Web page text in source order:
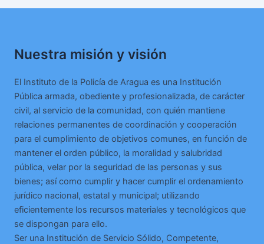
Nuestra misión y visión
El Instituto de la Policía de Aragua es una Institución
Pública armada, obediente y profesionalizada, de carácter
civil, al servicio de la comunidad, con quién mantiene
relaciones permanentes de coordinación y cooperación
para el cumplimiento de objetivos comunes, en función de
mantener el orden público, la moralidad y salubridad
pública, velar por la seguridad de las personas y sus
bienes; así como cumplir y hacer cumplir el ordenamiento
jurídico nacional, estatal y municipal; utilizando
eficientemente los recursos materiales y tecnológicos que
se dispongan para ello.
Ser una Institución de Servicio Sólido, Competente,